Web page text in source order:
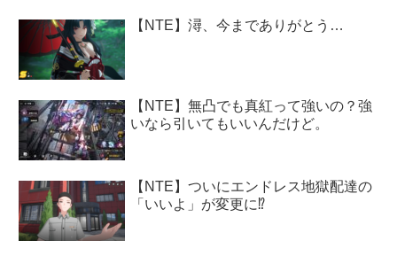
【NTE】潯、今までありがとう…
【NTE】無凸でも真紅って強いの？強
いなら引いてもいいんだけど。
【NTE】ついにエンドレス地獄配達の
「いいよ」が変更に⁉